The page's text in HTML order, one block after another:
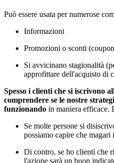
Può essere usata per numerose
Informazioni
Promozioni o sconti
Si avvicinano stagionalità
approfittare dell'acquisto di
Spesso i clienti che si iscrivono
comprendere se le nostre
funzionando in maniera efficace.
Se molte persone si
possiamo capire che magari
Di contro, se ho clienti che
l'azione sarà un buon